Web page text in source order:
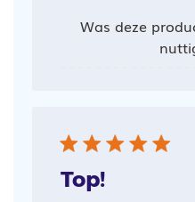
Was deze
Top!